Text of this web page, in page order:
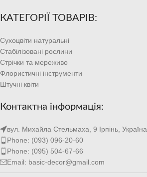
КАТЕГОРІЇ ТОВАРІВ:
Сухоцвіти натуральні
Стабілізовані рослини
Стрічки та мереживо
Флористичні інструменти
Штучні квіти
Контактна інформація:
вул. Михайла Стельмаха, 9 Ірпінь, Україна
Phone: (093) 096-20-60
Phone: (095) 504-67-66
Email: basic-decor@gmail.com